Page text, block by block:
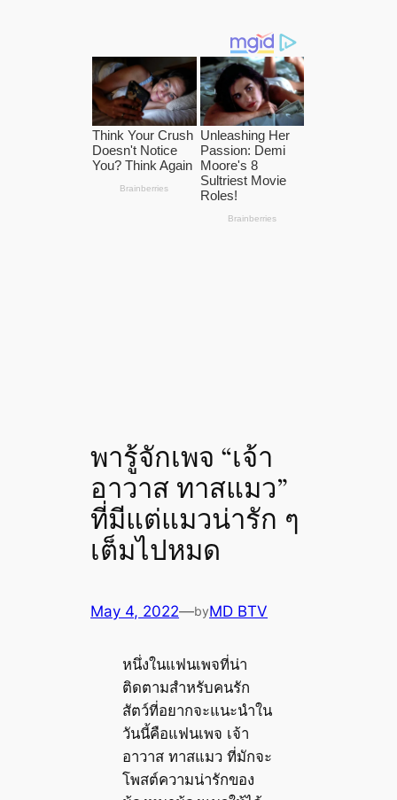
พารู้จักเพจ “เจ้า
อาวาส ทาสแมว”
ที่มีแต่แมวน่ารัก ๆ
เต็มไปหมด
May 4, 2022—byMD BTV
หนึ่งในแฟนเพจที่น่า
ติดตามสำหรับคนรัก
สัตว์ที่อยากจะแนะนำใน
วันนี้คือแฟนเพจ เจ้า
อาวาส ทาสแมว ที่มักจะ
โพสต์ความน่ารักของ